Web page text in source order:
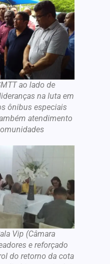
ao lado de
na luta em
ônibus especiais
atendimento
Vip (Câmara
e reforçado
do retorno da cota